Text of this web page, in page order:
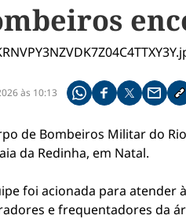
às 10:13 Compartilhe pelo
Compartilhar no
de Bombeiros Militar do
da Redinha, em Natal.
foi acionada para atender
e frequentadores da